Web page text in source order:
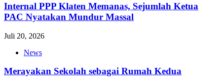
Internal PPP Klaten Memanas, Sejumlah Ketua
PAC Nyatakan Mundur Massal
Juli 20, 2026
News
Merayakan Sekolah sebagai Rumah Kedua